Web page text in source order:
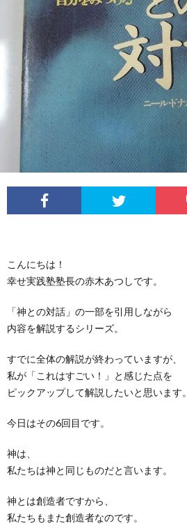
こんにちは！
幸せ実践塾塾長の赤木あつしです。
「神との対話」の一部を引用しながら
内容を解説するシリーズ。
すでに全体の解説が終わっていますが、
私が「これはすごい！」と感じた点を
ピックアップして解説したいと思います。
今日はその6回目です。
神は、
私たちは神と同じものだと言います。
神とは創造者ですから、
私たちもまた創造者なのです。